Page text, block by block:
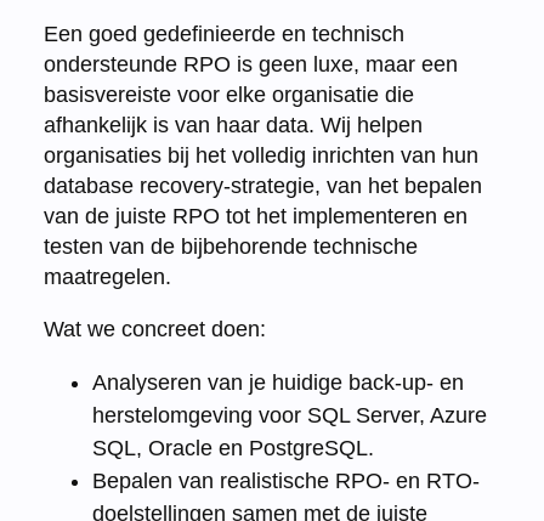
Een goed gedefinieerde en technisch
ondersteunde RPO is geen luxe, maar een
basisvereiste voor elke organisatie die
afhankelijk is van haar data. Wij helpen
organisaties bij het volledig inrichten van hun
database recovery-strategie, van het bepalen
van de juiste RPO tot het implementeren en
testen van de bijbehorende technische
maatregelen.
Wat we concreet doen:
Analyseren van je huidige back-up- en
herstelomgeving voor SQL Server, Azure
SQL, Oracle en PostgreSQL.
Bepalen van realistische RPO- en RTO-
doelstellingen samen met de juiste